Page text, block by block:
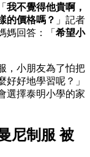
我不覺得他貴啊，
的價格嗎？ 」記者
媽回答：「 希望小
，小朋友為了怕把
好地學習呢？」
選擇泰明小學的家
尼制服 被